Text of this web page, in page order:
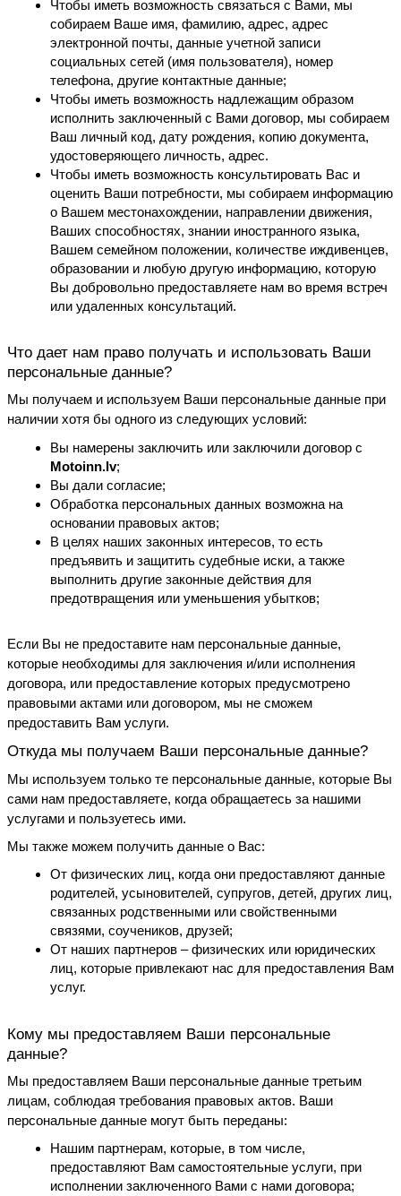
Чтобы иметь возможность связаться с Вами, мы
собираем Ваше имя, фамилию, адрес, адрес
электронной почты, данные учетной записи
социальных сетей (имя пользователя), номер
телефона, другие контактные данные;
Чтобы иметь возможность надлежащим образом
исполнить заключенный с Вами договор, мы собираем
Ваш личный код, дату рождения, копию документа,
удостоверяющего личность, адрес.
Чтобы иметь возможность консультировать Вас и
оценить Ваши потребности, мы собираем информацию
о Вашем местонахождении, направлении движения,
Ваших способностях, знании иностранного языка,
Вашем семейном положении, количестве иждивенцев,
образовании и любую другую информацию, которую
Вы добровольно предоставляете нам во время встреч
или удаленных консультаций.
Что дает нам право получать и использовать Ваши
персональные данные?
Мы получаем и используем Ваши персональные данные при
наличии хотя бы одного из следующих условий:
Motoinn.lv;
Вы дали согласие;
Обработка персональных данных возможна на
основании правовых актов;
В целях наших законных интересов, то есть
предъявить и защитить судебные иски, а также
выполнить другие законные действия для
предотвращения или уменьшения убытков;
Если Вы не предоставите нам персональные данные,
которые необходимы для заключения и/или исполнения
договора, или предоставление которых предусмотрено
правовыми актами или договором, мы не сможем
предоставить Вам услуги.
Откуда мы получаем Ваши персональные данные?
Мы используем только те персональные данные, которые Вы
сами нам предоставляете, когда обращаетесь за нашими
услугами и пользуетесь ими.
Мы также можем получить данные о Вас:
От физических лиц, когда они предоставляют данные
родителей, усыновителей, супругов, детей, других лиц,
связанных родственными или свойственными
связями, соучеников, друзей;
От наших партнеров – физических или юридических
лиц, которые привлекают нас для предоставления Вам
услуг.
Кому мы предоставляем Ваши персональные
данные?
Мы предоставляем Ваши персональные данные третьим
лицам, соблюдая требования правовых актов. Ваши
персональные данные могут быть переданы:
Нашим партнерам, которые, в том числе,
предоставляют Вам самостоятельные услуги, при
исполнении заключенного Вами с нами договора;